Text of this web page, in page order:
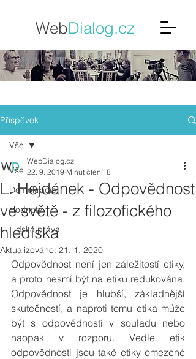
WebDialog.cz
Příspěvek
Vše
Demokracie
Hodnoty
Lidská práva
Vše
L. Hejdánek - Odpovědnost
ve světě - z filozofického
hlediska
WebDialog.cz
22. 9. 2019 Minut čtení: 8
Aktualizováno: 21. 1. 2020
Odpovědnost není jen záležitostí etiky,
a proto nesmí být na etiku redukována.
Odpovědnost je hlubší, základnější
skutečností, a naproti tomu etika může
být s odpovědností v souladu nebo
naopak v rozporu. Vedle etik
odpovědnosti jsou také etiky omezené